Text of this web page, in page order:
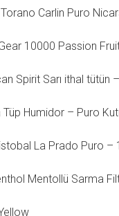
Carlin Puro
10000 Passion
Spirit Sarı ithal tütün
Tüp Humidor – Puro
La Prado Puro –
Mentollü Sarma